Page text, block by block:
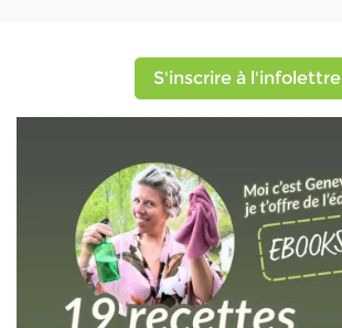
S'inscrire à l'infolettre